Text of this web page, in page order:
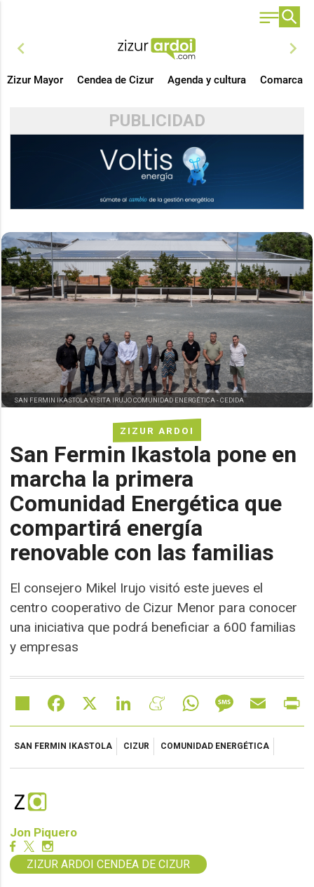
chevron_left chevron_right
Zizur Mayor Cendea de Cizur Agenda y cultura Comarca
PUBLICIDAD
ZIZUR ARDOI
San Fermin Ikastola pone en
marcha la primera
Comunidad Energética que
compartirá energía
renovable con las familias
El consejero Mikel Irujo visitó este jueves el
centro cooperativo de Cizur Menor para conocer
una iniciativa que podrá beneficiar a 600 familias
y empresas
SAN FERMIN IKASTOLA VISITA IRUJO COMUNIDAD ENERGÉTICA -CEDIDA
Share Facebook LinkedIn MeneameWhatsAppMessageEmail
SAN FERMIN IKASTOLA CIZUR COMUNIDAD ENERGÉTICA
Jon Piquero
ZIZUR ARDOI CENDEA DE CIZUR